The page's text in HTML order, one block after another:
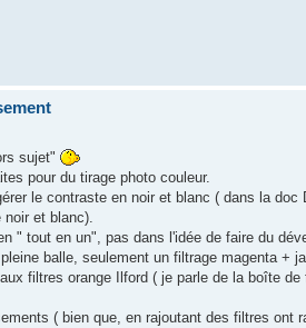
sujet"
pour du tirage photo couleur.
le contraste en noir et blanc ( dans la doc
noir et blanc).
" tout en un", pas dans l'idée de faire du
balle, seulement un filtrage magenta +
filtres orange Ilford ( je parle de la boîte
( bien que, en rajoutant des filtres ont